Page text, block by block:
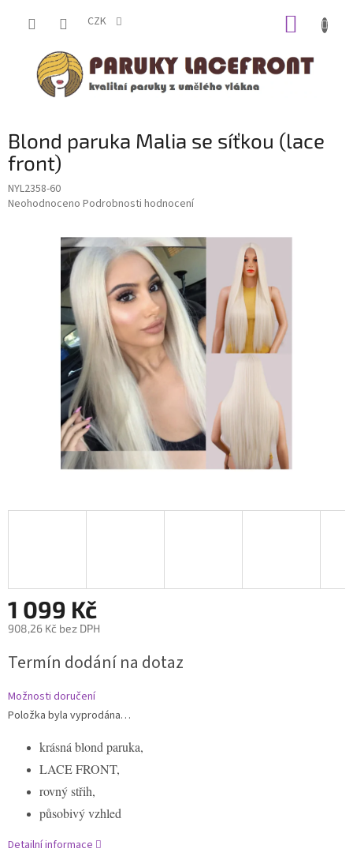
CZK
Blond paruka Malia se síťkou (lace
front)
NYL2358-60
Průměrné
Neohodnoceno Podrobnosti hodnocení
1 099 Kč
908,26 Kč bez DPH
cena:
Termín dodání na dotaz
Možnosti doručení
Položka byla vyprodána…
krásná blond paruka,
LACE FRONT,
rovný střih,
působivý vzhled
Detailní informace